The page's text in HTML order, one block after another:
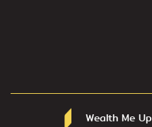
Wealth Me Up